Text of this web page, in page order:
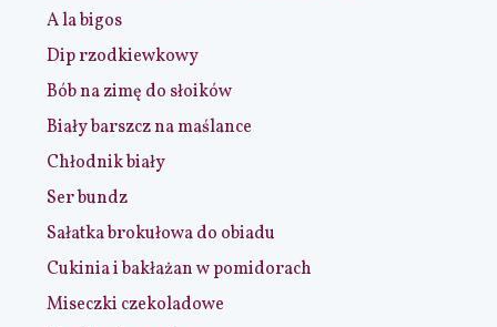
A la bigos
Dip rzodkiewkowy
Bób na zimę do słoików
Biały barszcz na maślance
Chłodnik biały
Ser bundz
Sałatka brokułowa do obiadu
Cukinia i bakłażan w pomidorach
Miseczki czekoladowe